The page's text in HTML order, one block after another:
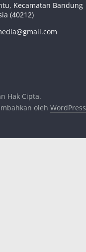
Kecamatan Bandung
(40212)
Hak Cipta.
oleh WordPress